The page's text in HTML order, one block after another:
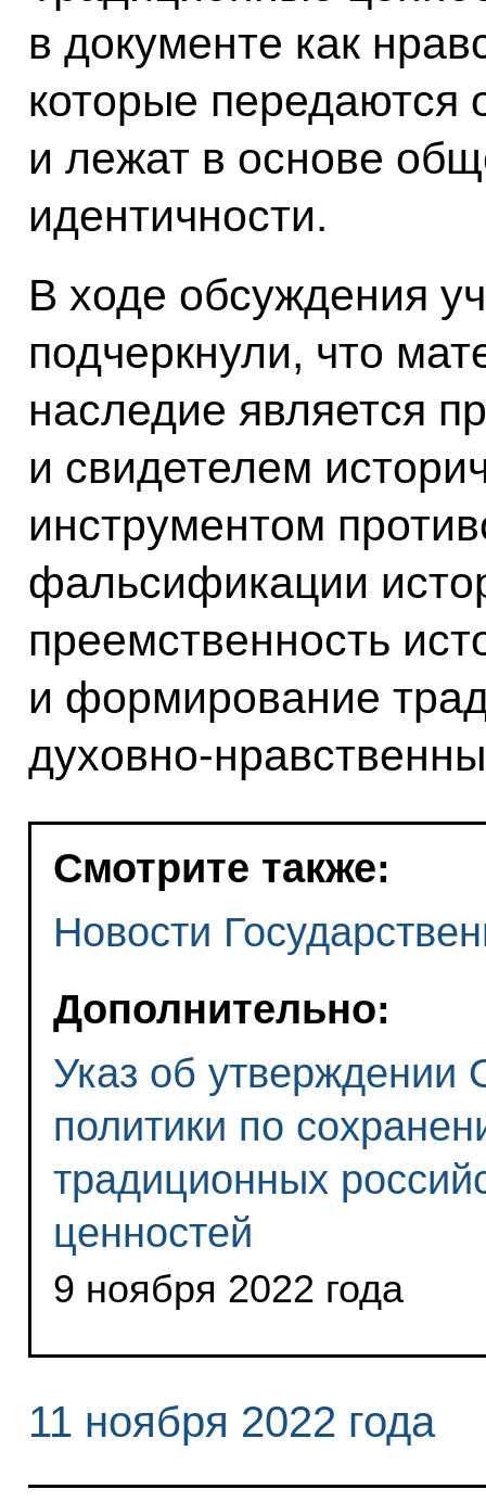
в документе как
которые передаются
и лежат в основе
идентичности.
В ходе обсуждения
подчеркнули, что
наследие является
и свидетелем
инструментом
фальсификации
преемственность
и формирование
духовно-­
Смотрите также:
Новости
Дополнительно:
Указ об утверждении
политики по
традиционных
ценностей
9 ноября 2022 года
11 ноября 2022 года